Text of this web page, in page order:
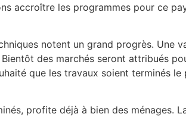
accroître les programmes pour ce
notent un grand progrès. Une
des marchés seront attribués
que les travaux soient terminés
profite déjà à bien des ménages.